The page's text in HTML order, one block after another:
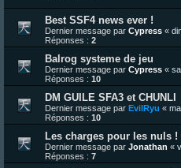
Best SSF4 news ever !
Dernier message par Cypress «
Réponses : 2
Balrog systeme de jeu
Dernier message par Cypress «
Réponses : 10
DM GUILE SFA3 et CHUNLI
Dernier message par EvilRyu «
Réponses : 10
Les charges pour les nuls !
Dernier message par Jonathan «
Réponses : 7